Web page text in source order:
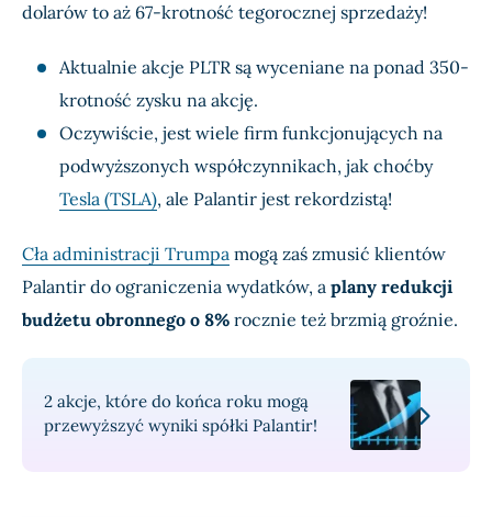
dolarów to aż 67-krotność tegorocznej sprzedaży!
Aktualnie akcje PLTR są wyceniane na ponad 350-
krotność zysku na akcję.
Oczywiście, jest wiele firm funkcjonujących na
podwyższonych współczynnikach, jak choćby
Tesla (TSLA), ale Palantir jest rekordzistą!
Cła administracji Trumpa mogą zaś zmusić klientów
Palantir do ograniczenia wydatków, a plany redukcji
budżetu obronnego o 8% rocznie też brzmią groźnie.
2 akcje, które do końca roku mogą
przewyższyć wyniki spółki Palantir!